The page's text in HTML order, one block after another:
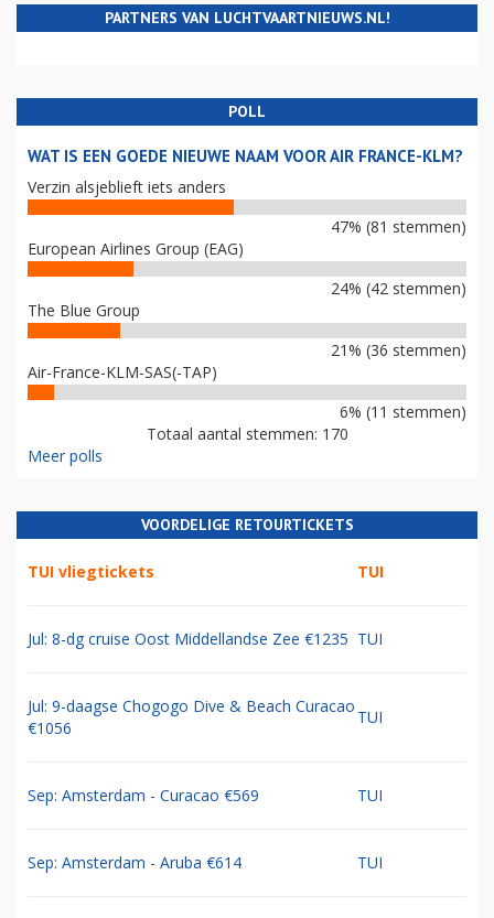
PARTNERS VAN LUCHTVAARTNIEUWS.NL!
POLL
WAT IS EEN GOEDE NIEUWE NAAM VOOR AIR FRANCE-KLM?
Verzin alsjeblieft iets anders
47% (81 stemmen)
European Airlines Group (EAG)
24% (42 stemmen)
The Blue Group
21% (36 stemmen)
Air-France-KLM-SAS(-TAP)
6% (11 stemmen)
Totaal aantal stemmen: 170
Meer polls
VOORDELIGE RETOURTICKETS
TUI vliegtickets TUI
Jul: 8-dg cruise Oost Middellandse Zee €1235 TUI
Jul: 9-daagse Chogogo Dive & Beach Curacao
€1056
TUI
Sep: Amsterdam - Curacao €569 TUI
Sep: Amsterdam - Aruba €614 TUI